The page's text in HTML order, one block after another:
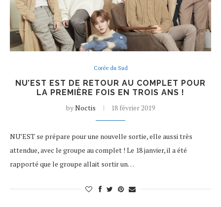
Corée du Sud
NU’EST EST DE RETOUR AU COMPLET POUR
LA PREMIÈRE FOIS EN TROIS ANS !
byNoctis 18 février 2019
NU’EST se prépare pour une nouvelle sortie, elle aussi très
attendue, avec le groupe au complet ! Le 18 janvier, il a été
rapporté que le groupe allait sortir un…